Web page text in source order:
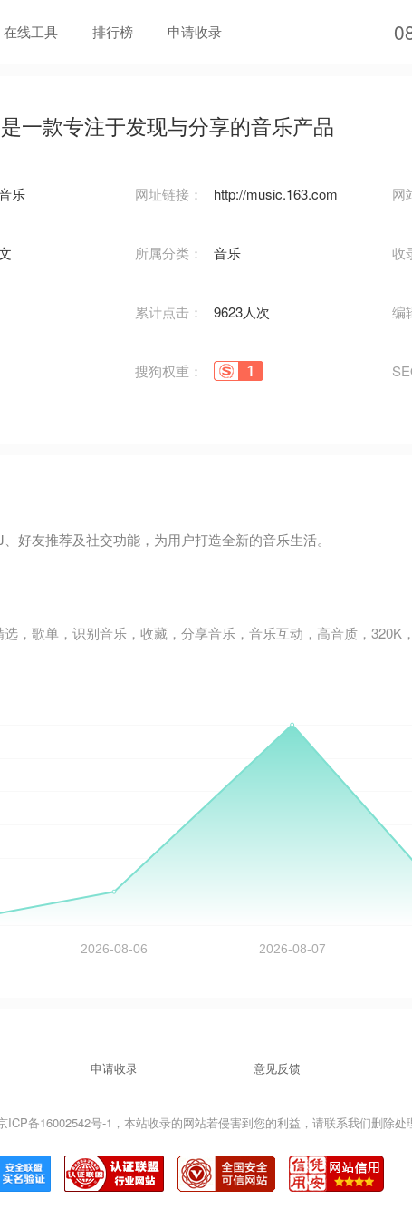
在线工具 排行榜 申请收录
一款专注于发现与分享的音乐产品
乐 网址链接： http://music.163.com 网
所属分类： 音乐 收
累计点击： 9623人次 编
搜狗权重：
好友推荐及社交功能，为用户打造全新的音乐生活。
，歌单，识别音乐，收藏，分享音乐，音乐互动，高音质，320K
申请收录 意见反馈
ICP备16002542号-1，本站收录的网站若侵害到您的利益，请联系我们删除处